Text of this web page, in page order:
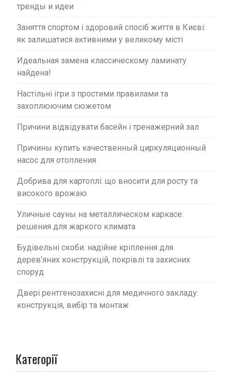
тренды и идеи
Заняття спортом і здоровий спосіб життя в Києві:
як залишатися активними у великому місті
Идеальная замена классическому ламинату
найдена!
Настільні ігри з простими правилами та
захоплюючим сюжетом
Причини відвідувати басейн і тренажерний зал
Причины купить качественный циркуляционный
насос для отопления
Добрива для картоплі: що вносити для росту та
високого врожаю
Уличные сауны на металлическом каркасе:
решения для жаркого климата
Будівельні скоби: надійне кріплення для
дерев’яних конструкцій, покрівлі та захисних
споруд
Двері рентгенозахисні для медичного закладу:
конструкція, вибір та монтаж
Категорії